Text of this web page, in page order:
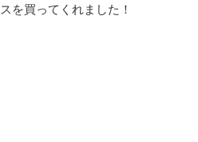
を買ってくれました！